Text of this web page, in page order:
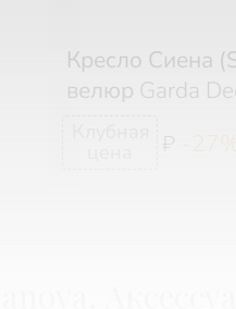
Кресло Сиена
велюр Garda